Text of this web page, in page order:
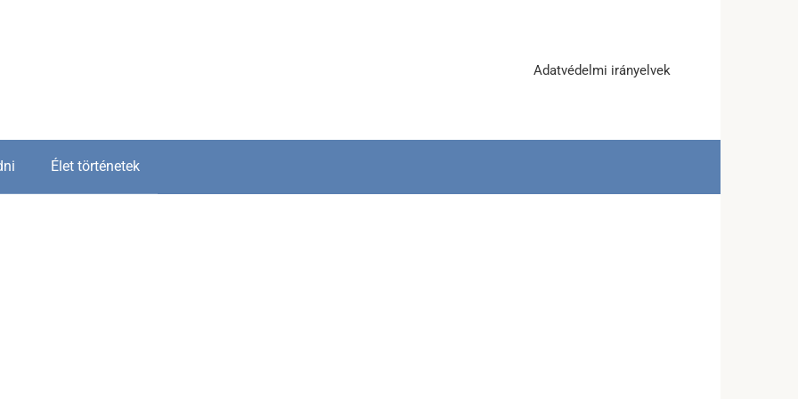
Adatvédelmi irányelvek
Élet történetek